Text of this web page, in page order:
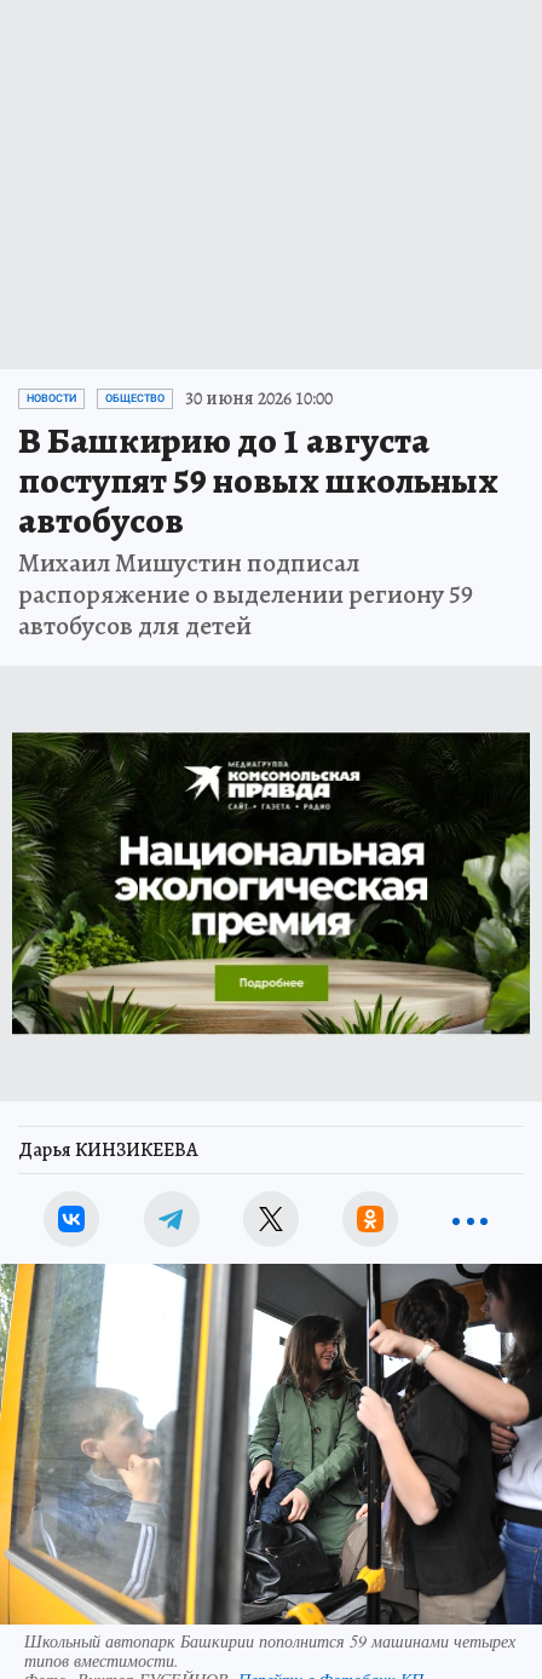
НОВОСТИ ОБЩЕСТВО 30 июня 2026 10:00
В Башкирию до 1 августа
поступят 59 новых школьных
автобусов
Михаил Мишустин подписал
распоряжение о выделении региону 59
автобусов для детей
Дарья КИНЗИКЕЕВА
Школьный автопарк Башкирии пополнится 59 машинами четырех
типов вместимости.